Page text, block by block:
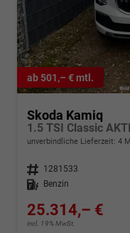
ab 501,– € mtl.
Skoda Kamiq
1.5 TSI Classic
unverbindliche Lieferzeit: 4
Fahrzeugnr. 1281533
Kraftstoff
Benzin
25.314,– €
incl. 19% MwSt.